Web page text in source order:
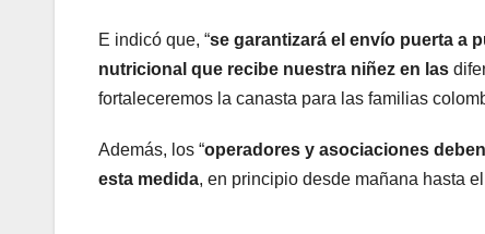
E indicó que, “se garantizará el envío puerta a
nutricional que recibe nuestra niñez en las
fortaleceremos la canasta para las familias
Además, los “operadores y asociaciones
esta medida, en principio desde mañana hasta el